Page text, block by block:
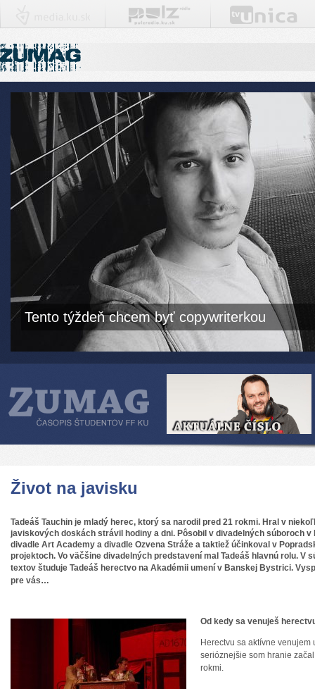
Tento týždeň chcem byť copywriterkou
Život na javisku
Tadeáš Tauchin je mladý herec, ktorý sa narodil pred 21 rokmi. Hral v
javiskových doskách strávil hodiny a dni. Pôsobil v divadelných súboroch v
divadle Art Academy a divadle Ozvena Stráže a taktiež účinkoval v
projektoch. Vo väčšine divadelných predstavení mal Tadeáš hlavnú rolu. V
textov študuje Tadeáš herectvo na Akadémii umení v Banskej Bystrici.
pre vás…
Od kedy sa venuješ
Herectvu sa aktívne venujem
serióznejšie som hranie
rokmi.